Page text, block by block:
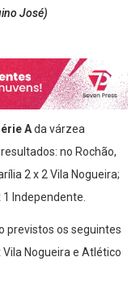
José)
Ada várzea
no Rochão,
2 x 2 Vila Nogueira;
1 Independente.
previstos os seguintes
Nogueira e Atlético